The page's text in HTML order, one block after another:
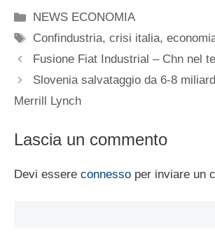
Categorie
NEWS ECONOMIA
Tag
Confindustria,crisi italia,
Fusione Fiat Industrial – Chn nel
Slovenia salvataggio da 6-8
Merrill Lynch
Lascia un commento
Devi essere connesso per inviare un